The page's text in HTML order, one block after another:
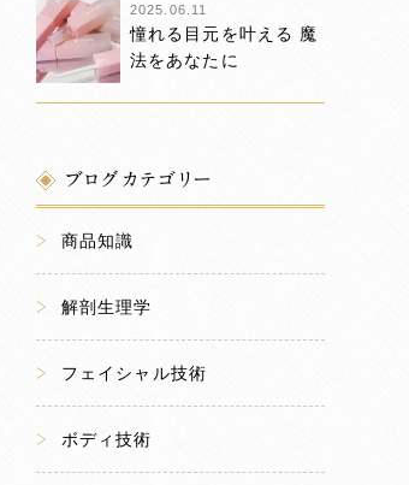
2025.06.11
憧れる目元を叶える 魔
法をあなたに
ブログカテゴリー
商品知識
解剖生理学
フェイシャル技術
ボディ技術